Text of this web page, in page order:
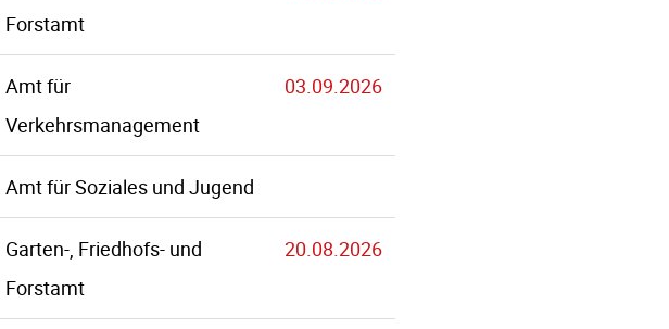
Forstamt
Amt für
Verkehrsmanagement
03.09.2026
Amt für Soziales und Jugend
Garten-, Friedhofs- und
Forstamt
20.08.2026